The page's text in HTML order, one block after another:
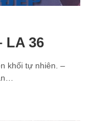
LA 36
khối tự nhiên. –